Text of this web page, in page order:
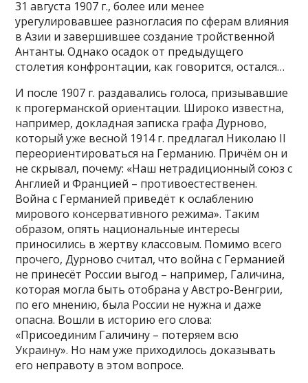
31 августа 1907 г., более или менее
урегулировавшее разногласия по сферам влияния
в Азии и завершившее создание тройственной
Антанты. Однако осадок от предыдущего
столетия конфронтации, как говорится, остался…
И после 1907 г. раздавались голоса, призывавшие
к прогерманской ориентации. Широко известна,
например, докладная записка графа Дурново,
который уже весной 1914 г. предлагал Николаю II
переориентироваться на Германию. Причём он и
не скрывал, почему: «Наш нетрадиционный союз с
Англией и Францией – противоестественен.
Война с Германией приведёт к ослаблению
мирового консервативного режима». Таким
образом, опять национальные интересы
приносились в жертву классовым. Помимо всего
прочего, Дурново считал, что война с Германией
не принесёт России выгод – например, Галичина,
которая могла быть отобрана у Австро-Венгрии,
по его мнению, была России не нужна и даже
опасна. Вошли в историю его слова:
«Присоединим Галичину – потеряем всю
Украину». Но нам уже приходилось доказывать
его неправоту в этом вопросе.